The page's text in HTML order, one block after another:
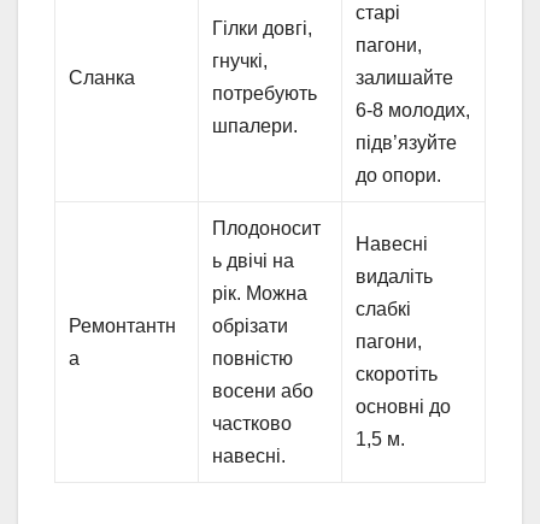
Сланка
Гілки довгі,
гнучкі,
потребують
шпалери.
старі
пагони,
залишайте
6-8 молодих,
підв’язуйте
до опори.
Ремонтантн
а
Плодоносит
ь двічі на
рік. Можна
обрізати
повністю
восени або
частково
навесні.
Навесні
видаліть
слабкі
пагони,
скоротіть
основні до
1,5 м.